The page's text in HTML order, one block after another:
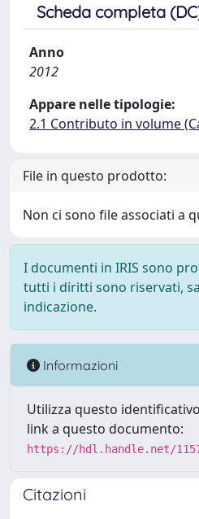
Scheda completa
Anno
2012
Appare nelle tipologie:
2.1 Contributo in volume
File in questo prodotto:
Non ci sono file associati a
I documenti in IRIS sono
tutti i diritti sono riservati,
indicazione.
Informazioni
Utilizza questo
link a questo documento:
https://hdl.handle.net/
Citazioni